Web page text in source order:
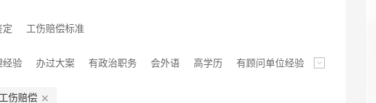
征地拆迁 行政类
定 工伤赔偿标准
经验 办过大案 有政治职务 会外语 高学历 有顾问单位经验
大型企业服务经验
工伤赔偿